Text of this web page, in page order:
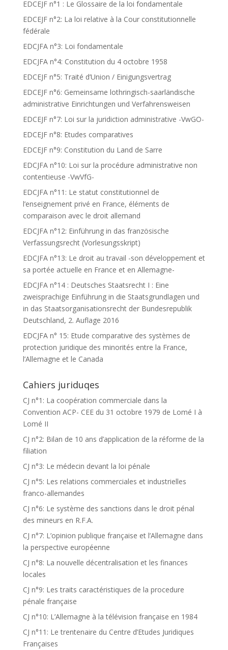
EDCEJF n°1 : Le Glossaire de la loi fondamentale
EDCEJF n°2: La loi relative à la Cour constitutionnelle
fédérale
EDCJFA n°3: Loi fondamentale
EDCJFA n°4: Constitution du 4 octobre 1958
EDCEJF n°5: Traité d’Union / Einigungsvertrag
EDCEJF n°6: Gemeinsame lothringisch-saarländische
administrative Einrichtungen und Verfahrensweisen
EDCEJF n°7: Loi sur la juridiction administrative -VwGO-
EDCEJF n°8: Etudes comparatives
EDCEJF n°9: Constitution du Land de Sarre
EDCJFA n°10: Loi sur la procédure administrative non
contentieuse -VwVfG-
EDCJFA n°11: Le statut constitutionnel de
l’enseignement privé en France, éléments de
comparaison avec le droit allemand
EDCJFA n°12: Einführung in das französische
Verfassungsrecht (Vorlesungsskript)
EDCJFA n°13: Le droit au travail -son développement et
sa portée actuelle en France et en Allemagne-
EDCJFA n°14 : Deutsches Staatsrecht I : Eine
zweisprachige Einführung in die Staatsgrundlagen und
in das Staatsorganisationsrecht der Bundesrepublik
Deutschland, 2. Auflage 2016
EDCJFA n° 15: Etude comparative des systèmes de
protection juridique des minorités entre la France,
l’Allemagne et le Canada
Cahiers juriduqes
CJ n°1: La coopération commerciale dans la
Convention ACP- CEE du 31 octobre 1979 de Lomé I à
Lomé II
CJ n°2: Bilan de 10 ans d’application de la réforme de la
filiation
CJ n°3: Le médecin devant la loi pénale
CJ n°5: Les relations commerciales et industrielles
franco-allemandes
CJ n°6: Le système des sanctions dans le droit pénal
des mineurs en R.F.A.
CJ n°7: L’opinion publique française et l’Allemagne dans
la perspective européenne
CJ n°8: La nouvelle décentralisation et les finances
locales
CJ n°9: Les traits caractéristiques de la procedure
pénale française
CJ n°10: L’Allemagne à la télévision française en 1984
CJ n°11: Le trentenaire du Centre d’Etudes Juridiques
Françaises